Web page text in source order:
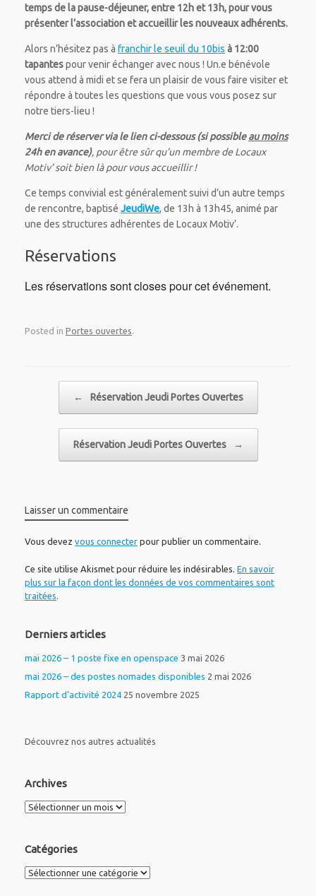
temps de la pause-déjeuner, entre 12h et 13h, pour vous
présenter l’association et accueillir les nouveaux adhérents.
Alors n’hésitez pas à franchir le seuil du 10bis à 12:00
tapantespour venir échanger avec nous ! Un.e bénévole
vous attend à midi et se fera un plaisir de vous faire visiter et
répondre à toutes les questions que vous vous posez sur
notre tiers-lieu !
Merci de réserver via le lien ci-dessous (si possibleau moins
24h en avance), pour être sûr qu’un membre de Locaux
Motiv’ soit bien là pour vous accueillir !
Ce temps convivial est généralement suivi d’un autre temps
de rencontre, baptisé JeudiWe, de 13h à 13h45, animé par
une des structures adhérentes de Locaux Motiv’.
Réservations
Les réservations sont closes pour cet événement.
Posted in Portes ouvertes.
← Réservation Jeudi Portes Ouvertes
Réservation Jeudi Portes Ouvertes →
Laisser un commentaire
Vous devez vous connecter pour publier un commentaire.
Ce site utilise Akismet pour réduire les indésirables. En savoir
plus sur la façon dont les données de vos commentaires sont
traitées.
Derniers articles
mai 2026 – 1 poste fixe en openspace 3 mai 2026
mai 2026 – des postes nomades disponibles 2 mai 2026
Rapport d’activité 2024 25 novembre 2025
Découvrez nos autres actualités
Archives
Archives
Catégories
Catégories